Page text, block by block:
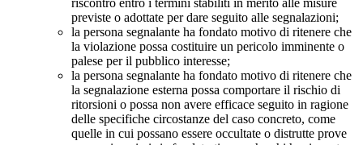
riscontro entro i termini stabiliti in merito alle misure
previste o adottate per dare seguito alle segnalazioni;
la persona segnalante ha fondato motivo di ritenere che
la violazione possa costituire un pericolo imminente o
palese per il pubblico interesse;
la persona segnalante ha fondato motivo di ritenere che
la segnalazione esterna possa comportare il rischio di
ritorsioni o possa non avere efficace seguito in ragione
delle specifiche circostanze del caso concreto, come
quelle in cui possano essere occultate o distrutte prove